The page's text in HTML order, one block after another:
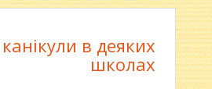
в деяких
школах